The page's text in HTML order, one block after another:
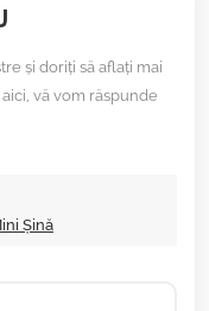
și doriți să aflați mai
vă vom răspunde
Șină